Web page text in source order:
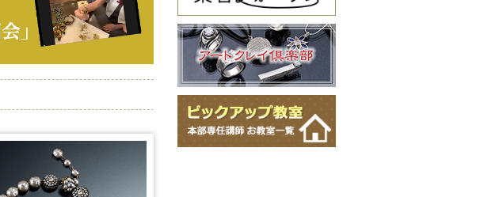
ビーズアートステッチWIZアカデ
ビーズアートステッチWIZアカデ
ミーII
ビーズアートステッチWIZアルフ
ァ
ディプロマ
マルチホールビーズアートステッ